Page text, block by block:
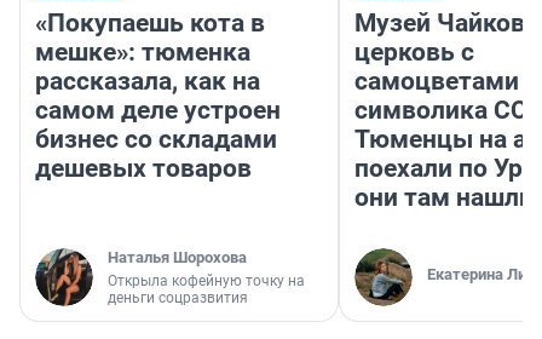
«Покупаешь кота в
мешке»: тюменка
рассказала, как на
самом деле устроен
бизнес со складами
дешевых товаров
Наталья Шорохова
Открыла кофейную точку на
деньги соцразвития
Музей
церковь с
самоцветами
символика
Тюменцы на
поехали по
они там нашли
Екатерина